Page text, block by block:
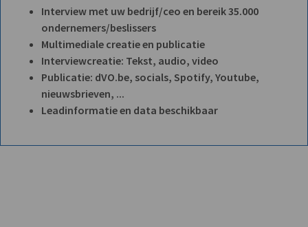
Interview met uw bedrijf/ceo en bereik 35.000
ondernemers/beslissers
Multimediale creatie en publicatie
Interviewcreatie: Tekst, audio, video
Publicatie: dVO.be, socials, Spotify, Youtube,
nieuwsbrieven, ...
Leadinformatie en data beschikbaar